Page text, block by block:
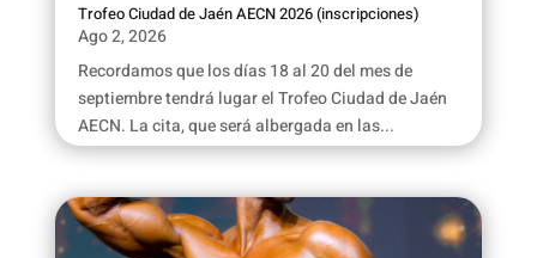
Trofeo Ciudad de Jaén AECN 2026 (inscripciones)
Ago 2, 2026
Recordamos que los días 18 al 20 del mes de
septiembre tendrá lugar el Trofeo Ciudad de Jaén
AECN. La cita, que será albergada en las...